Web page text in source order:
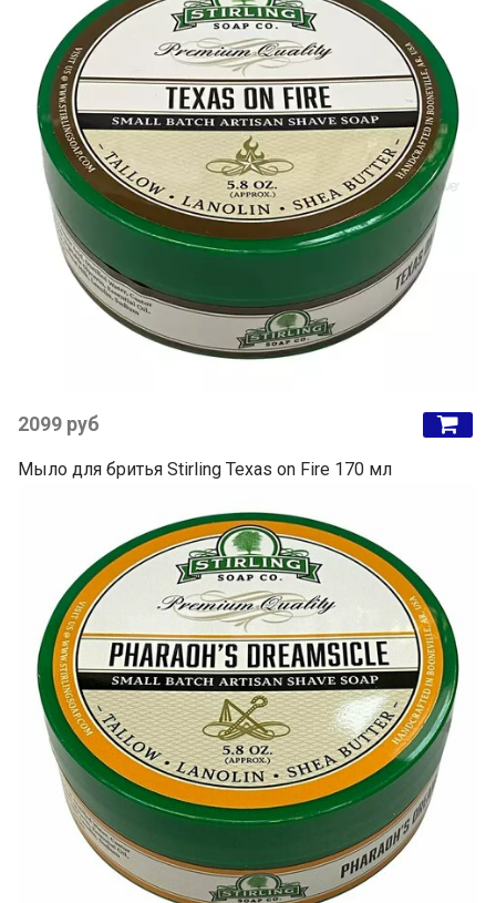
2099 руб
Мыло для бритья Stirling Texas on Fire 170 мл